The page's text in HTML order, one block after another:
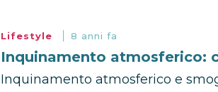
Lifestyle 8 anni fa
Inquinamento atmosferico:
Inquinamento atmosferico e